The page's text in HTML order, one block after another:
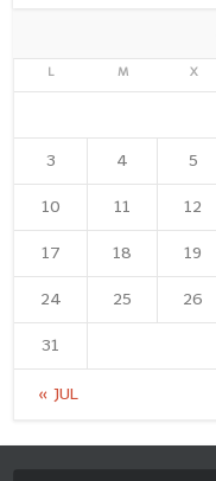
L M X
« JUL
3 4 5
10 11 12
17 18 19
24 25 26
31